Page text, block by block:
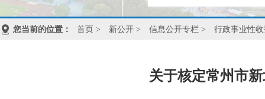
您当前的位置： 首页 > 新公开 > 信息公开专栏 > 行政事业性
关于核定常州市